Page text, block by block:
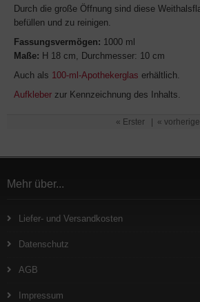
Durch die große Öffnung sind diese
befüllen und zu reinigen.
Fassungsvermögen: 1000 ml
Maße: H 18 cm, Durchmesser: 10 cm
Auch als 100-ml-Apothekerglas erhältlich.
Aufkleber zur Kennzeichnung des Inhalts.
« Erster «
Mehr über...
Liefer- und Versandkosten
Datenschutz
AGB
Impressum